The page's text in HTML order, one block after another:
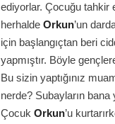
ediyorlar. Çocuğu tahkir
herhalde Orkun’un
için başlangıçtan beri
yapmıştır. Böyle
Bu sizin yaptığınız
nerde? Subayların bana
Çocuk Orkun’u